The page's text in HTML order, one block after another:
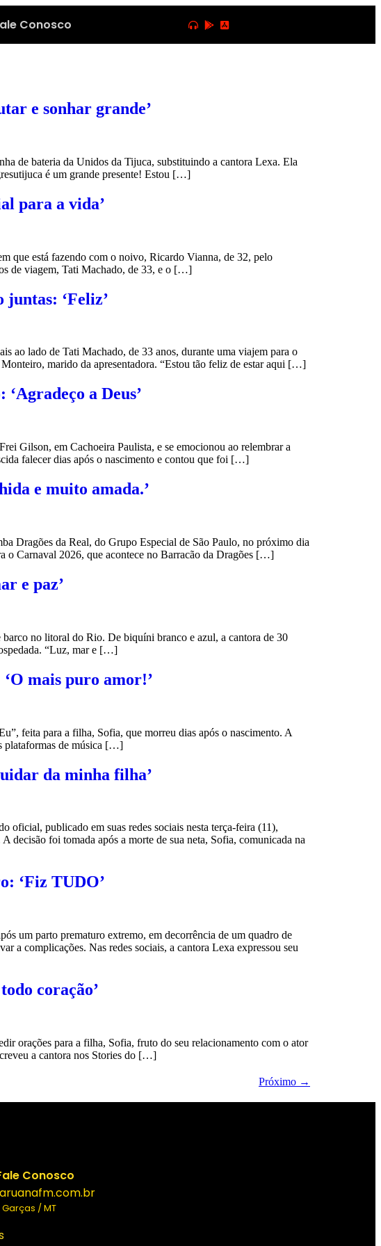
Conosco
e sonhar grande’
de bateria da Unidos da Tijuca, substituindo a cantora Lexa. Ela
é um grande presente! Estou […]
para a vida’
que está fazendo com o noivo, Ricardo Vianna, de 32, pelo
de viagem, Tati Machado, de 33, e o […]
‘Feliz’
ao lado de Tati Machado, de 33 anos, durante uma viajem para o
marido da apresentadora. “Estou tão feliz de estar aqui […]
a Deus’
Gilson, em Cachoeira Paulista, e se emocionou ao relembrar a
falecer dias após o nascimento e contou que foi […]
e muito amada.’
Dragões da Real, do Grupo Especial de São Paulo, no próximo dia
o Carnaval 2026, que acontece no Barracão da Dragões […]
e paz’
no litoral do Rio. De biquíni branco e azul, a cantora de 30
“Luz, mar e […]
mais puro amor!’
feita para a filha, Sofia, que morreu dias após o nascimento. A
plataformas de música […]
da minha filha’
publicado em suas redes sociais nesta terça-feira (11),
decisão foi tomada após a morte de sua neta, Sofia, comunicada na
‘Fiz TUDO’
um parto prematuro extremo, em decorrência de um quadro de
a complicações. Nas redes sociais, a cantora Lexa expressou seu
coração’
orações para a filha, Sofia, fruto do seu relacionamento com o ator
a cantora nos Stories do […]
Próximo →
Conosco
/ MT